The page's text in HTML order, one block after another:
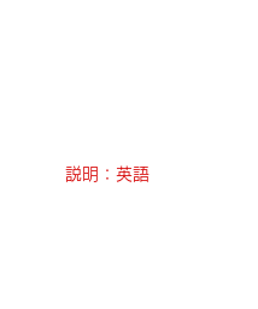
説明：英語